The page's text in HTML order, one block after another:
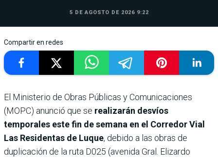
5 DE AGOSTO DE 2026 9:22
Compartir en redes
El Ministerio de Obras Públicas y Comunicaciones
(MOPC) anunció que se realizarán desvíos
temporales este fin de semana en el Corredor Vial
Las Residentas de Luque, debido a las obras de
duplicación de la ruta D025 (avenida Gral. Elizardo